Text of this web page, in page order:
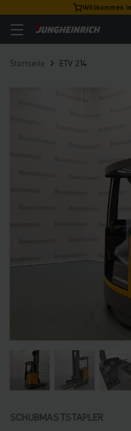
Willkommen
Startseite ETV 214
SCHUBMASTSTAPLER